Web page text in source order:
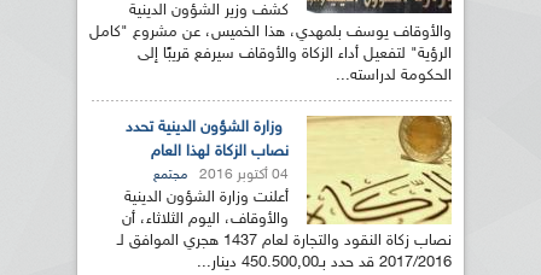
كشف وزير الشؤون الدينية
والأوقاف يوسف بلمهدي، هذا الخميس، عن مشروع "كامل
الرؤية" لتفعيل أداء الزكاة والأوقاف سيرفع قريبًا إلى
الحكومة لدراسته...
وزارة الشؤون الدينية تحدد
نصاب الزكاة لهذا العام
04 أكتوبر 2016 مجتمع
أعلنت وزارة الشؤون الدينية
والأوقاف، اليوم الثلاثاء، أن
نصاب زكاة النقود والتجارة لعام 1437 هجري الموافق لـ
2017/2016 قد حدد بـ450.500,00 دينار...